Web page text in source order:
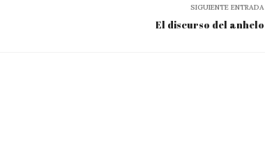
SIGUIENTE ENTRADA
El discurso del anhelo